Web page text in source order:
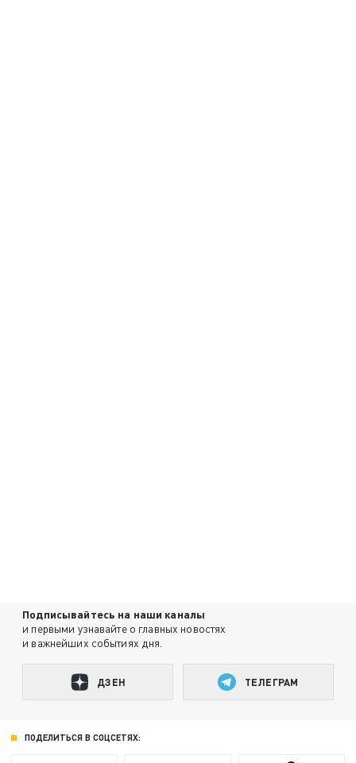
Подписывайтесь на наши каналы
и первыми узнавайте о главных новостях
и важнейших событиях дня.
ДЗЕН ТЕЛЕГРАМ
ПОДЕЛИТЬСЯ В СОЦСЕТЯХ: